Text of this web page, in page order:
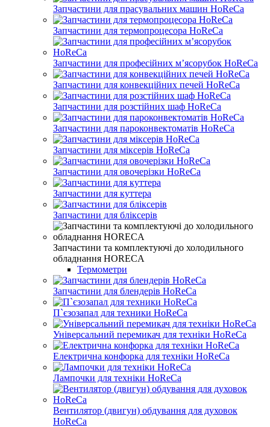
Запчастини для прасувальних машин HoReCa
Запчастини для термопроцесора HoReCa
Запчастини для професійних м’ясорубок HoReCa
Запчастини для конвекційних печей HoReCa
Запчастини для розстійних шаф HoReCa
Запчастини для пароконвектоматів HoReCa
Запчастини для міксерів HoReCa
Запчастини для овочерізки HoReCa
Запчастини для куттера
Запчастини для бліксерів
Запчастини та комплектуючі до холодильного
обладнання HORECA
Термометри
Запчастини для блендерів HoReCa
П`єзозапал для техники HoReCa
Універсальний перемикач для техніки HoReCa
Електрична конфорка для техніки HoReCa
Лампочки для техніки HoReCa
Вентилятор (двигун) обдування для духовок
HoReCa